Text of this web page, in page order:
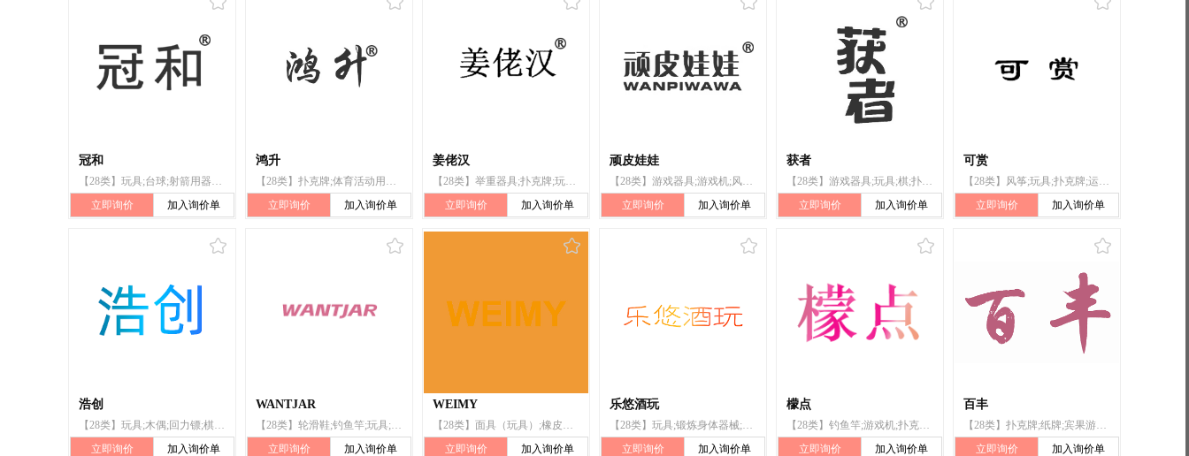
冠和
【28类】玩具;台球;射箭用器具;护膝（体育用品）;钓鱼竿;锻炼身体器械;单杠;合成材料制圣诞树;游戏机;扑克牌
立即询价
加入询价单
鸿升
【28类】扑克牌;体育活动用球;运动用球;锻炼身体器械;口哨;体育活动器械;塑料跑道;旱冰鞋;护腰;钓鱼竿
立即询价
加入询价单
姜佬汉
【28类】举重器具;扑克牌;玩具;钓鱼竿;锻炼身体器械;钓鱼钩;游戏器具;钓鱼用具;钓鱼线;人造钓鱼饵
立即询价
加入询价单
顽皮娃娃
【28类】游戏器具;游戏机;风筝;魔术器械;电动游艺车;玩具;扑克牌;棋;体育活动用球;轮滑鞋
立即询价
加入询价单
获者
【28类】游戏器具;玩具;棋;扑克牌;高尔夫球杆;锻炼身体器械;体育活动器械;护腰;轮滑鞋;钓鱼用具
立即询价
加入询价单
可赏
【28类】风筝;玩具;扑克牌;运动球类;拉力器;滑雪刀;游泳池(娱乐用);浮板;圣诞树用烛台;钓鱼杆
立即询价
加入询价单
浩创
【28类】玩具;木偶;回力镖;棋;全自动麻将桌;纸牌;国际跳棋;扑克牌;射箭用器具;靶
立即询价
加入询价单
WANTJAR
【28类】轮滑鞋;钓鱼竿;玩具;锻炼身体肌肉器械;台球杆;塑胶跑道;箭弓;扑克牌;滑雪板;游戏机
立即询价
加入询价单
WEIMY
【28类】面具（玩具）;橡皮泥（玩具）;积木（玩具）;风筝;拼图玩具;扑克牌;哑铃;万花筒;国际跳棋;台球球杆用白垩
立即询价
加入询价单
乐悠酒玩
【28类】玩具;锻炼身体器械;游戏器具;智能玩具;游戏机;骰子;骰子杯;魔术器械;扑克牌;游戏套环
立即询价
加入询价单
檬点
【28类】钓鱼竿;游戏机;扑克牌;台球;玩具;锻炼身体器械;射箭用器具;单杠;护膝（体育用品）;合成材料制圣诞树
立即询价
加入询价单
百丰
【28类】扑克牌;纸牌;宾果游戏牌;麻将牌;棋;跳棋;围棋;象棋;十五子棋游戏;国际象棋
立即询价
加入询价单